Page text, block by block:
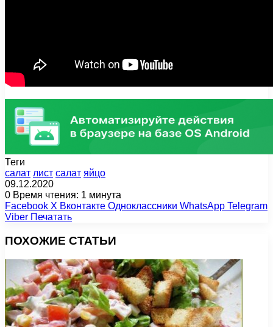
Теги
cалат лист салат яйцо
09.12.2020
0 Время чтения: 1 минута
Facebook X Вконтакте Одноклассники WhatsApp Telegram
Viber Печатать
ПОХОЖИЕ СТАТЬИ